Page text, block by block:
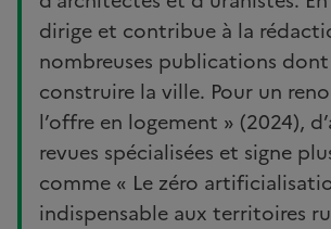
dirige et contribue à la
nombreuses publications dont
construire la ville. Pour un
l’offre en logement » (2024),
revues spécialisées et signe
comme « Le zéro
indispensable aux territoires